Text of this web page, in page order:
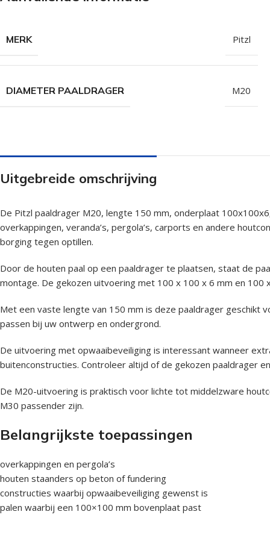
Paalhouderschroeven
Heco Topix
Vleugelteks
Populaire merken
MERK Pitzl
DIAMETER PAALDRAGER M20
Uitgebreide omschrijving
De Pitzl paaldrager M20, lengte 150 mm, onderplaat
overkappingen, veranda’s, pergola’s, carports en andere
borging tegen optillen.
Door de houten paal op een paaldrager te plaatsen, staat de
montage. De gekozen uitvoering met 100 x 100 x 6 mm en
Met een vaste lengte van 150 mm is deze paaldrager geschikt
passen bij uw ontwerp en ondergrond.
De uitvoering met opwaaibeveiliging is interessant wanneer
buitenconstructies. Controleer altijd of de gekozen paaldrager
De M20-uitvoering is praktisch voor lichte tot middelzware
M30 passender zijn.
Belangrijkste toepassingen
overkappingen en pergola’s
houten staanders op beton of fundering
constructies waarbij opwaaibeveiliging gewenst is
palen waarbij een 100×100 mm bovenplaat past